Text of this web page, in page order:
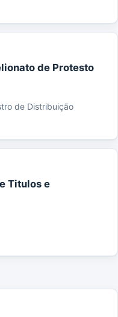
de Protesto
de Distribuição
Titulos e